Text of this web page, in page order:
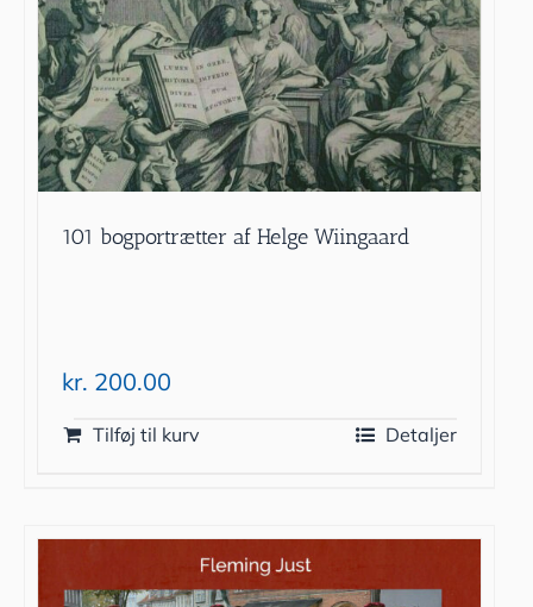
101 bogportrætter af Helge Wiingaard
kr. 200.00
Tilføj til kurv Detaljer